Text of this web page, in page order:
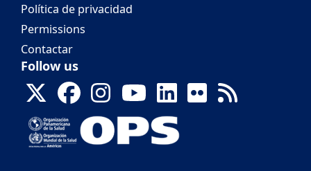
Política de privacidad
Permissions
Contactar
Follow us